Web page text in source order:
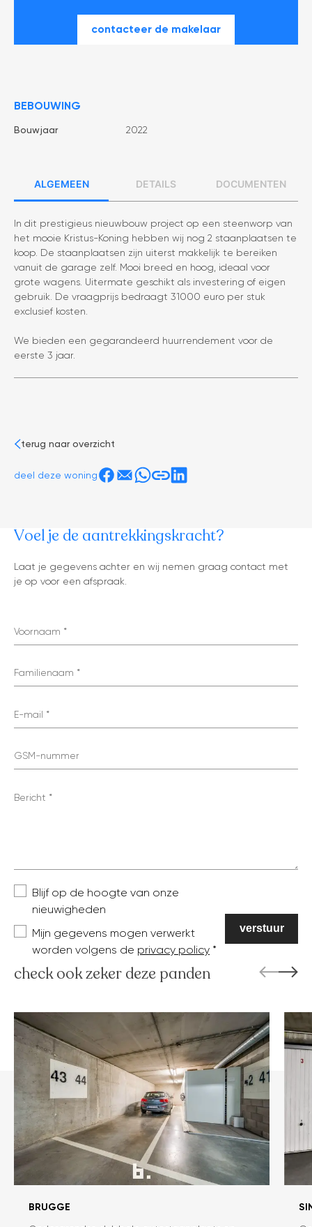
contacteer de makelaar
BEBOUWING
Bouwjaar 2022
Algemeen
In dit prestigieus nieuwbouw project op een steenworp van
het mooie Kristus-Koning hebben wij nog 2 staanplaatsen te
koop. De staanplaatsen zijn uiterst makkelijk te bereiken
vanuit de garage zelf. Mooi breed en hoog, ideaal voor
grote wagens. Uitermate geschikt als investering of eigen
gebruik. De vraagprijs bedraagt 31000 euro per stuk
exclusief kosten.
We bieden een gegarandeerd huurrendement voor de
eerste 3 jaar.
Details Documenten
terug naar overzicht
deel deze woning
tonen op kaart
Voel je de aantrekkingskracht?
Laat je gegevens achter en wij nemen graag contact met
je op voor een afspraak.
Voornaam
Familienaam
E-mail
GSM-nummer
Bericht
Blijf op de hoogte van onze
nieuwigheden
Mijn gegevens mogen verwerkt
worden volgens de privacy policy
check ook zeker deze panden
BRUGGE